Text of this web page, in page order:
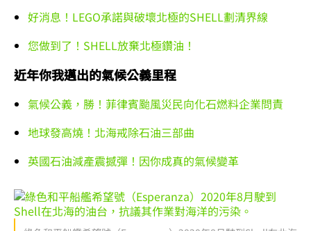
好消息！LEGO承諾與破壞北極的SHELL劃清界線
您做到了！SHELL放棄北極鑽油！
近年你我邁出的氣候公義里程
氣候公義，勝！菲律賓颱風災民向化石燃料企業問責
地球發高燒！北海戒除石油三部曲
英國石油減產震撼彈！因你成真的氣候變革